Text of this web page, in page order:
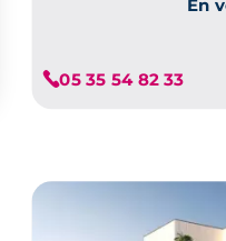
centre-ville de
05 35 54 82 33